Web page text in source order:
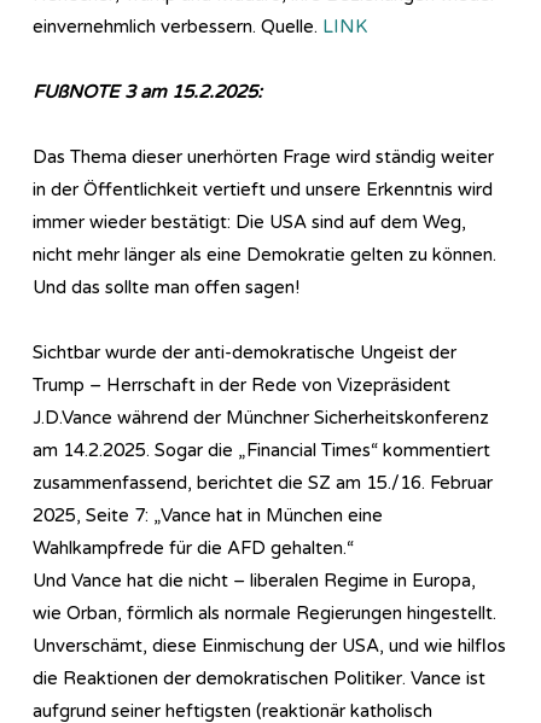
einvernehmlich verbessern. Quelle. LINK
FUßNOTE 3 am 15.2.2025:
Das Thema dieser unerhörten Frage wird ständig weiter
in der Öffentlichkeit vertieft und unsere Erkenntnis wird
immer wieder bestätigt: Die USA sind auf dem Weg,
nicht mehr länger als eine Demokratie gelten zu können.
Und das sollte man offen sagen!
Sichtbar wurde der anti-demokratische Ungeist der
Trump – Herrschaft in der Rede von Vizepräsident
J.D.Vance während der Münchner Sicherheitskonferenz
am 14.2.2025. Sogar die „Financial Times“ kommentiert
zusammenfassend, berichtet die SZ am 15./16. Februar
2025, Seite 7: „Vance hat in München eine
Wahlkampfrede für die AFD gehalten.“
Und Vance hat die nicht – liberalen Regime in Europa,
wie Orban, förmlich als normale Regierungen hingestellt.
Unverschämt, diese Einmischung der USA, und wie hilflos
die Reaktionen der demokratischen Politiker. Vance ist
aufgrund seiner heftigsten (reaktionär katholisch